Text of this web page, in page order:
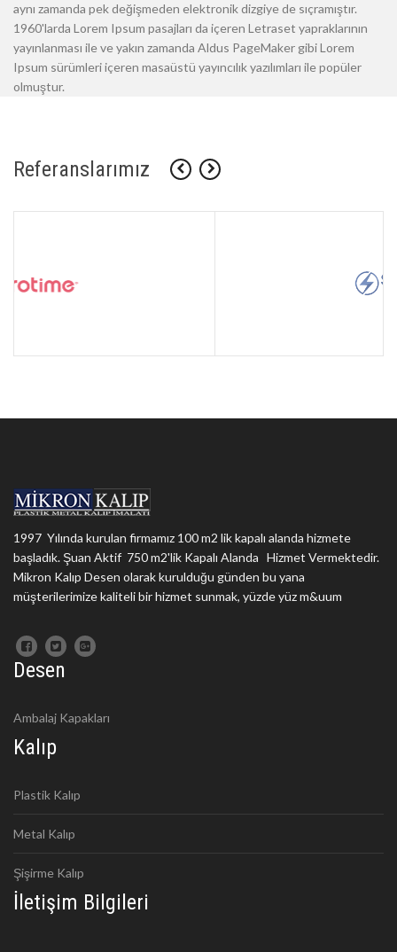
aynı zamanda pek değişmeden elektronik dizgiye de sıçramıştır.
1960'larda Lorem Ipsum pasajları da içeren Letraset yapraklarının
yayınlanması ile ve yakın zamanda Aldus PageMaker gibi Lorem
Ipsum sürümleri içeren masaüstü yayıncılık yazılımları ile popüler
olmuştur.
Referanslarımız
1997 Yılında kurulan firmamız 100 m2 lik kapalı alanda hizmete
başladık. Şuan Aktif 750 m2'lik Kapalı Alanda Hizmet Vermektedir.
Mikron Kalıp Desen olarak kurulduğu günden bu yana
müşterilerimize kaliteli bir hizmet sunmak, yüzde yüz m&uum
Desen
Ambalaj Kapakları
Kalıp
Plastik Kalıp
Metal Kalıp
Şişirme Kalıp
İletişim Bilgileri